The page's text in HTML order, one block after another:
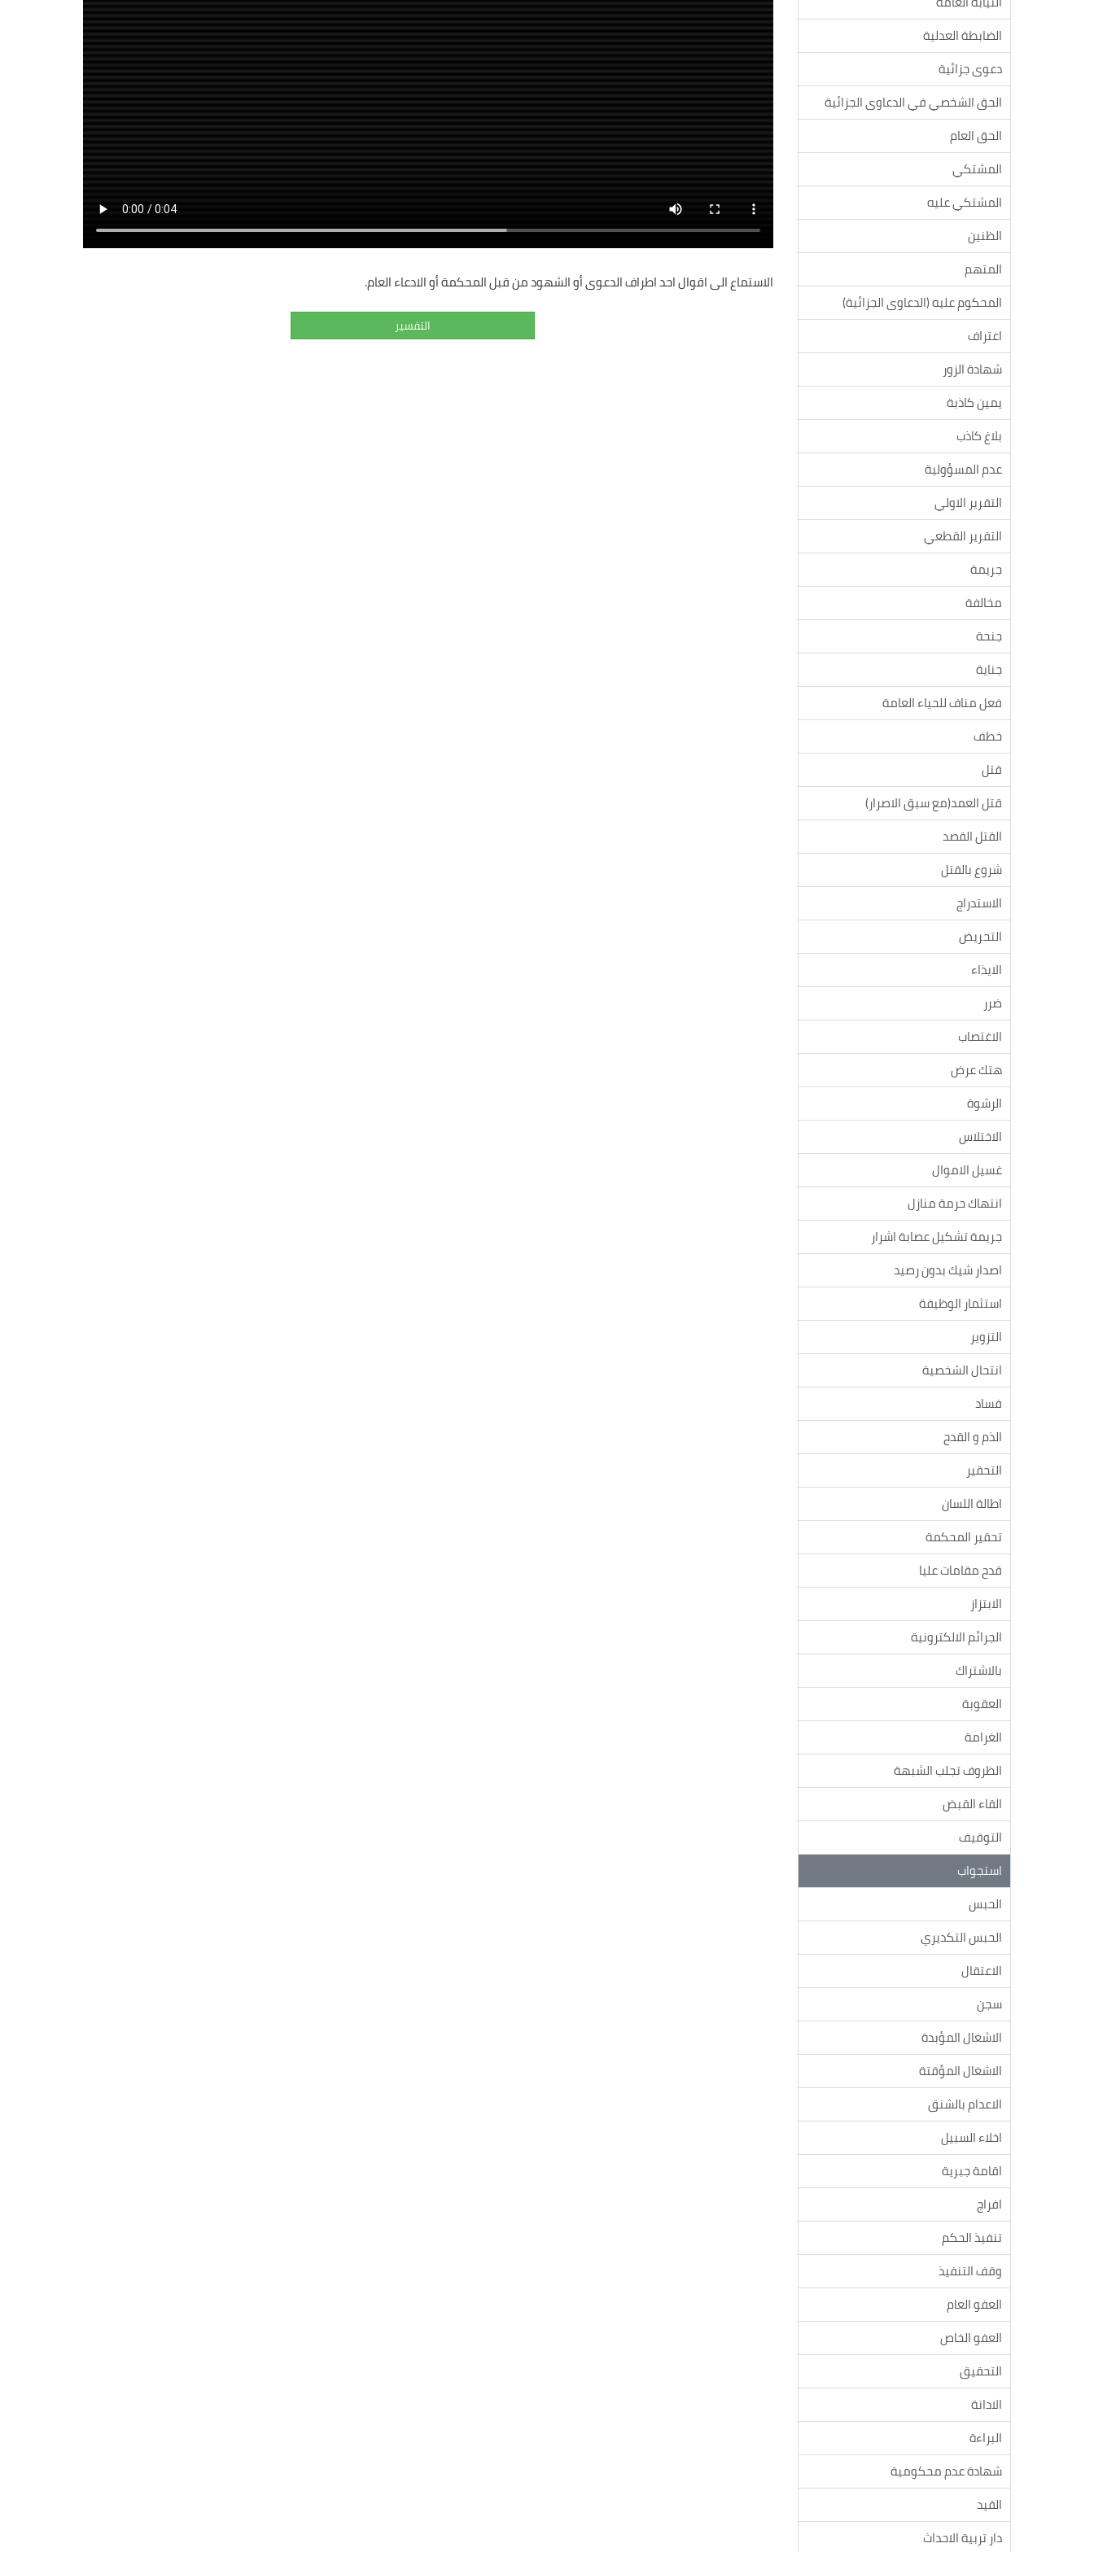
الضابطة العدلية
دعوى جزائية
الحق الشخصي في الدعاوى الجزائية
الحق العام
المشتكي
المشتكي عليه
الظنين
المتهم
المحكوم عليه (الدعاوى الجزائية)
اعتراف
شهادة الزور
يمين كاذبة
بلاغ كاذب
عدم المسؤولية
التقرير الاولي
التقرير القطعي
جريمة
مخالفة
جنحة
جناية
فعل مناف للحياء العامة
خطف
قتل
قتل العمد(مع سبق الاصرار)
القتل القصد
شروع بالقتل
الاستدراج
التحريض
الايذاء
ضرر
الاغتصاب
هتك عرض
الرشوة
الاختلاس
غسيل الاموال
انتهاك حرمة منازل
جريمة تشكيل عصابة اشرار
اصدار شيك بدون رصيد
استثمار الوظيفة
التزوير
انتحال الشخصية
فساد
الذم و القدح
التحقير
اطالة اللسان
تحقير المحكمة
قدح مقامات عليا
الابتزاز
الجرائم الالكترونية
بالاشتراك
العقوبة
الغرامة
الظروف تجلب الشبهة
القاء القبض
التوقيف
استجواب
الحبس
الحبس التكديري
الاعتقال
سجن
الاشغال المؤبدة
الاشغال المؤقتة
الاعدام بالشنق
اخلاء السبيل
اقامة جبرية
افراج
تنفيذ الحكم
وقف التنفيذ
العفو العام
العفو الخاص
التحقيق
الادانة
البراءة
شهادة عدم محكومية
القيد
دار تربية الاحداث
الاستماع الى اقوال احد اطراف الدعوى أو الشهود من قبل المحكمة أو الادعاء العام.